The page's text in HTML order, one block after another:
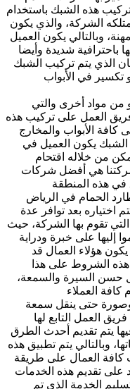
هذه الشبك باستخدام
الشركة، والذي يكون
وبالتالي يكون العميل
باحترافية شديدة وأيضا
الذي يتم تركيب الشبك
تكسير في الأبواب
من مواد أخرى والتي
العمل على تركيب هذه
الأبواب والمخارج
الشبك يكون العميل في
من خلاله اقتحام
شركتنا هي أفضل شركات
في هذه المنطقة
الحمام في الرياض
اختياره بعد توافر عدة
تقوم بها الشركة، حيث
إليها على خبرة ودراية
هؤلاء العمال قد
هذه الشروط على هذا
السيرة والسمعة،
العملاء
حتى ينقل سمعة
العمل التابع لها
يتم تقديم أحدث الطرق
وبالتالي يتم تطبيق هذه
كافة العمال على طريقة
على تقديم هذه الخدمات
الخدمة الذي تم